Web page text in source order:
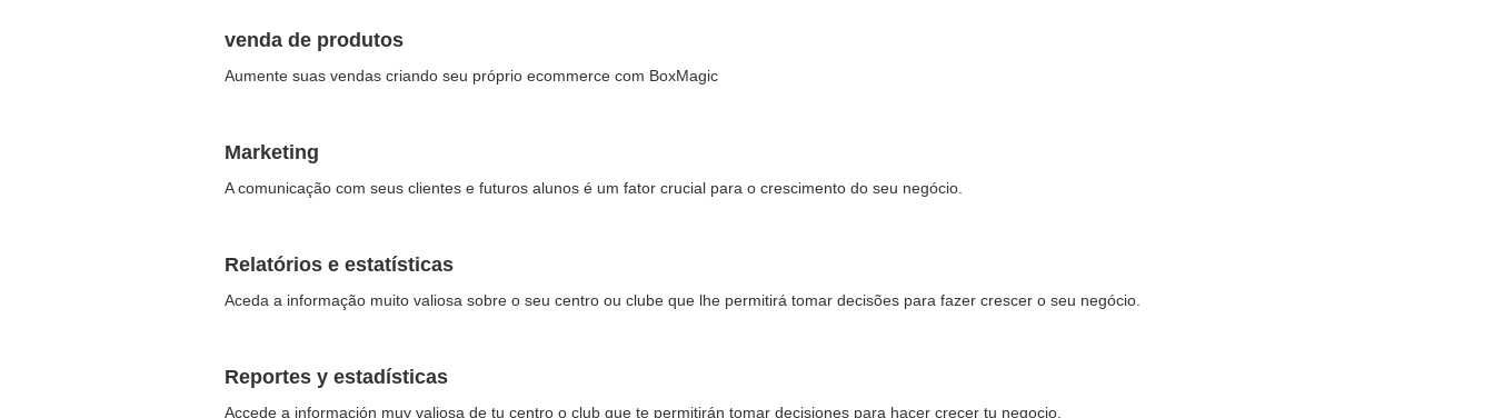
venda de produtos
Aumente suas vendas criando seu próprio ecommerce com BoxMagic
Marketing
A comunicação com seus clientes e futuros alunos é um fator crucial para o crescimento do seu negócio.
Relatórios e estatísticas
Aceda a informação muito valiosa sobre o seu centro ou clube que lhe permitirá tomar decisões para fazer crescer o seu negócio.
Reportes y estadísticas
Accede a información muy valiosa de tu centro o club que te permitirán tomar decisiones para hacer crecer tu negocio.